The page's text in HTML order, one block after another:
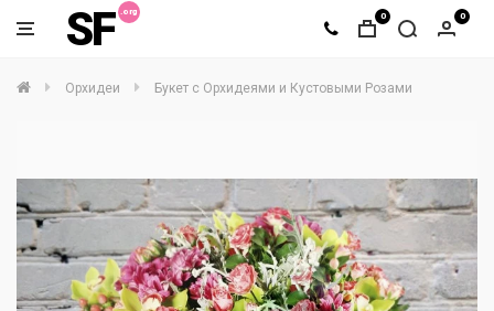
SF 0 0
Орхидеи Букет с Орхидеями и Кустовыми Розами